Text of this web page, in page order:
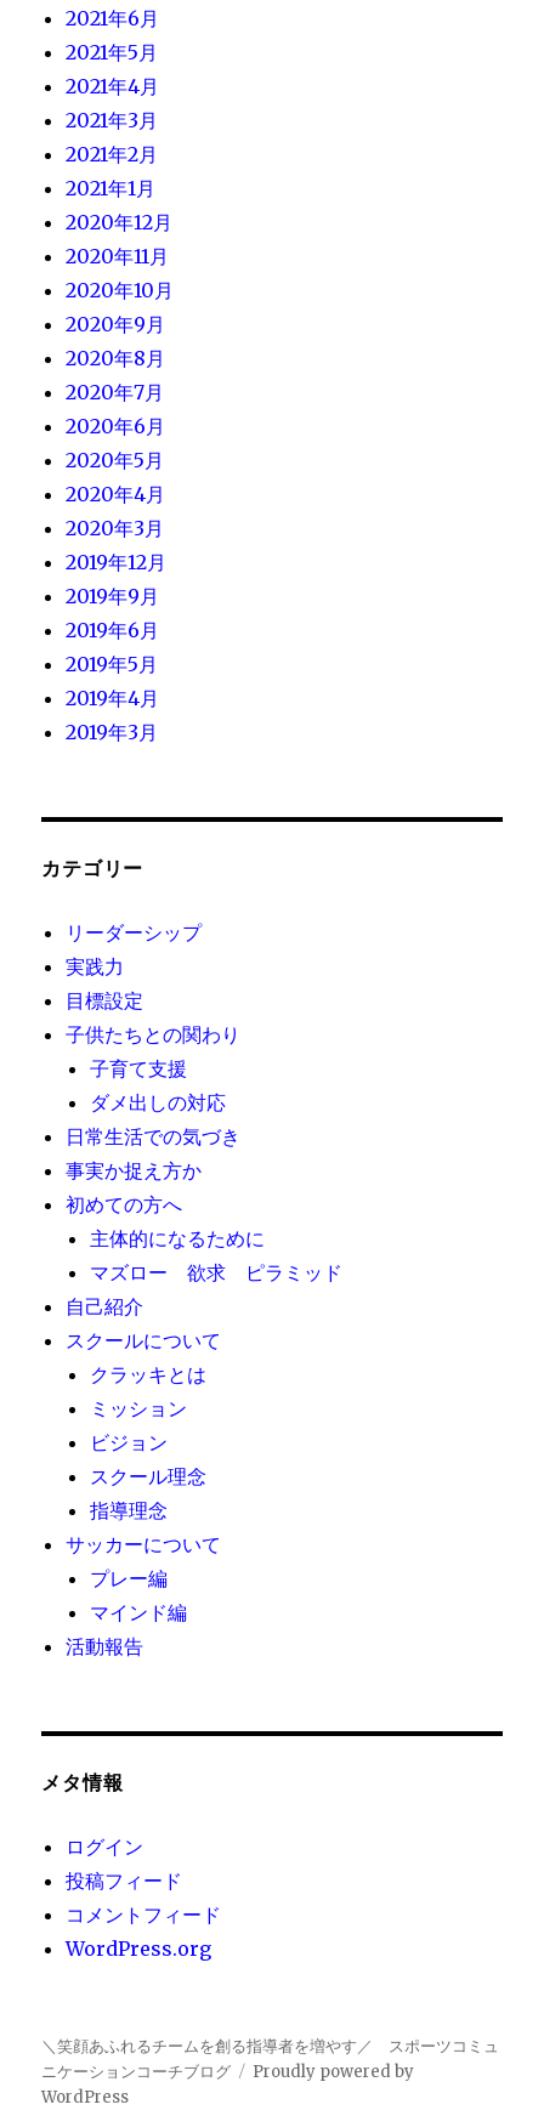
2021年6月
2021年5月
2021年4月
2021年3月
2021年2月
2021年1月
2020年12月
2020年11月
2020年10月
2020年9月
2020年8月
2020年7月
2020年6月
2020年5月
2020年4月
2020年3月
2019年12月
2019年9月
2019年6月
2019年5月
2019年4月
2019年3月
カテゴリー
リーダーシップ
実践力
目標設定
子供たちとの関わり
子育て支援
ダメ出しの対応
日常生活での気づき
事実か捉え方か
初めての方へ
主体的になるために
マズロー 欲求 ピラミッド
自己紹介
スクールについて
クラッキとは
ミッション
ビジョン
スクール理念
指導理念
サッカーについて
プレー編
マインド編
活動報告
メタ情報
ログイン
投稿フィード
コメントフィード
WordPress.org
＼笑顔あふれるチームを創る指導者を増やす／ スポーツコミュ
ニケーションコーチブログ
Proudly powered by
WordPress